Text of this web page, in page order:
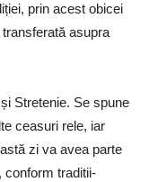
prin acest obicei
asupra
Stretenie. Se spune
ceasuri rele, iar
zi va avea parte
conform traditii-